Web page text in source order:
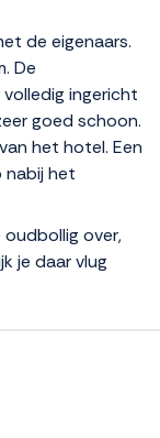
de eigenaars.
De
ingericht
goed schoon.
het hotel. Een
nabij het
over,
je daar vlug